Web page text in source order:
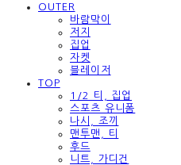
OUTER
바람막이
저지
집업
자켓
블레이저
TOP
1/2 티, 집업
스포츠 유니폼
나시, 조끼
맨투맨, 티
후드
니트, 가디건